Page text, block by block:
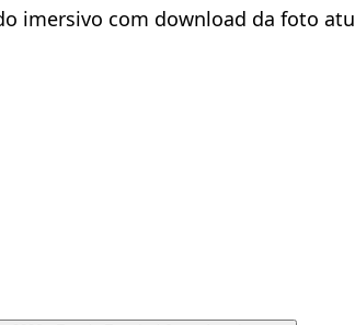
imersivo com download da foto